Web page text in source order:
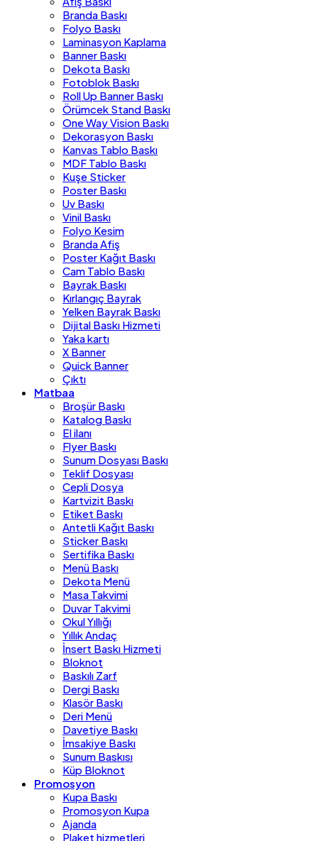
Branda Baskı
Folyo Baskı
Laminasyon Kaplama
Banner Baskı
Dekota Baskı
Fotoblok Baskı
Roll Up Banner Baskı
Örümcek Stand Baskı
One Way Vision Baskı
Dekorasyon Baskı
Kanvas Tablo Baskı
MDF Tablo Baskı
Kuşe Sticker
Poster Baskı
Uv Baskı
Vinil Baskı
Folyo Kesim
Branda Afiş
Poster Kağıt Baskı
Cam Tablo Baskı
Bayrak Baskı
Kırlangıç Bayrak
Yelken Bayrak Baskı
Dijital Baskı Hizmeti
Yaka kartı
X Banner
Quick Banner
Çıktı
Matbaa
Broşür Baskı
Katalog Baskı
El ilanı
Flyer Baskı
Sunum Dosyası Baskı
Teklif Dosyası
Cepli Dosya
Kartvizit Baskı
Etiket Baskı
Antetli Kağıt Baskı
Sticker Baskı
Sertifika Baskı
Menü Baskı
Dekota Menü
Masa Takvimi
Duvar Takvimi
Okul Yıllığı
Yıllık Andaç
İnsert Baskı Hizmeti
Bloknot
Baskılı Zarf
Dergi Baskı
Klasör Baskı
Deri Menü
Davetiye Baskı
İmsakiye Baskı
Sunum Baskısı
Küp Bloknot
Promosyon
Kupa Baskı
Promosyon Kupa
Ajanda
Plaket hizmetleri